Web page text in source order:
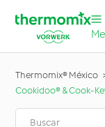
Thermomix® México
Cookidoo® & Cook-